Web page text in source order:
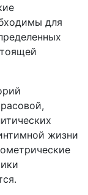
для
жизни